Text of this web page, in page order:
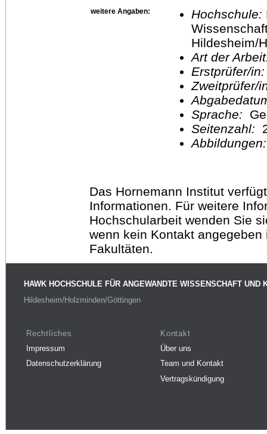
weitere Angaben: Hochschule:
Hildesheim/
Art der
Erstprüfer/
Sprache:
Seitenzahl:
Das Hornemann Institut
Informationen. Für weitere
Hochschularbeit wenden Sie
wenn kein Kontakt
Fakultäten.
HAWK HOCHSCHULE FÜR ANGEWANDTE WISSENSCHAFT UND
Hildesheim/Holzminden/Göttingen
Rechtliches
Impressum
Datenschutzerklärung
Kontakt
Über uns
Team und Kontakt
Vertragskündigung